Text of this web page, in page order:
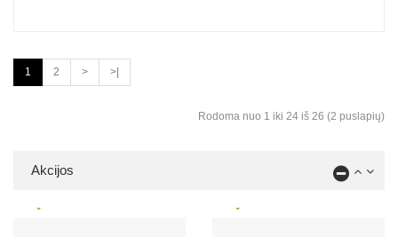
1 2 > >|
Rodoma nuo 1 iki 24 iš 26 (2 puslapių)
Akcijos